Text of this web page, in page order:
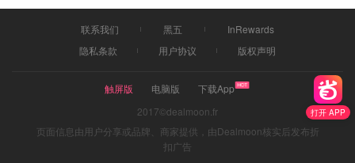
打开 APP
联系我们 黑五
InRewards
隐私条款
用户协议 版权声明
触屏版 电脑版
下载App
2017©dealmoon.fr
页面信息由用户分享或品牌、商家提供，由Dealmoon核实后发布折
扣广告